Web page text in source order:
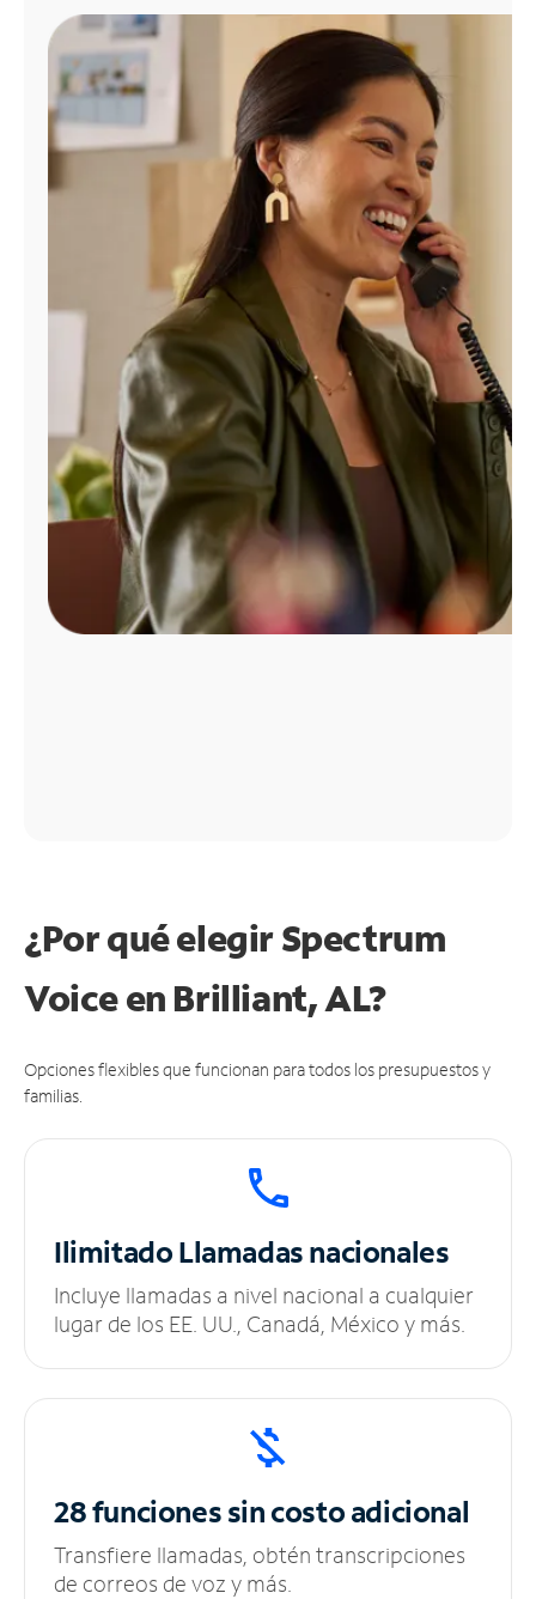
Administrar
cuenta
Encuentra
tienda
¿Por qué elegir Spectrum
Voice en Brilliant, AL?
Opciones flexibles que funcionan para todos los presupuestos y
familias.
IlimitadoLlamadas nacionales
Incluye llamadas a nivel nacional a cualquier
lugar de los EE. UU., Canadá, México y más.
28 funciones sincosto adicional
Transfiere llamadas, obtén transcripciones
de correos de voz y más.